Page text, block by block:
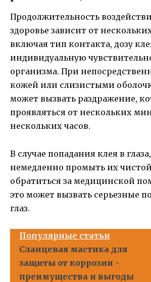
Продолжительность
здоровье зависит от
включая тип контакта, дозу
индивидуальную
организма. При
кожей или слизистыми
может вызвать раздражение,
проявляться от нескольких
нескольких часов.
В случае попадания клея в
немедленно промыть их
обратиться за медицинской
это может вызвать серьезные
глаз.
Популярные статьи
Сланцевая мастика для
защиты от коррозии -
преимущества и выгоды